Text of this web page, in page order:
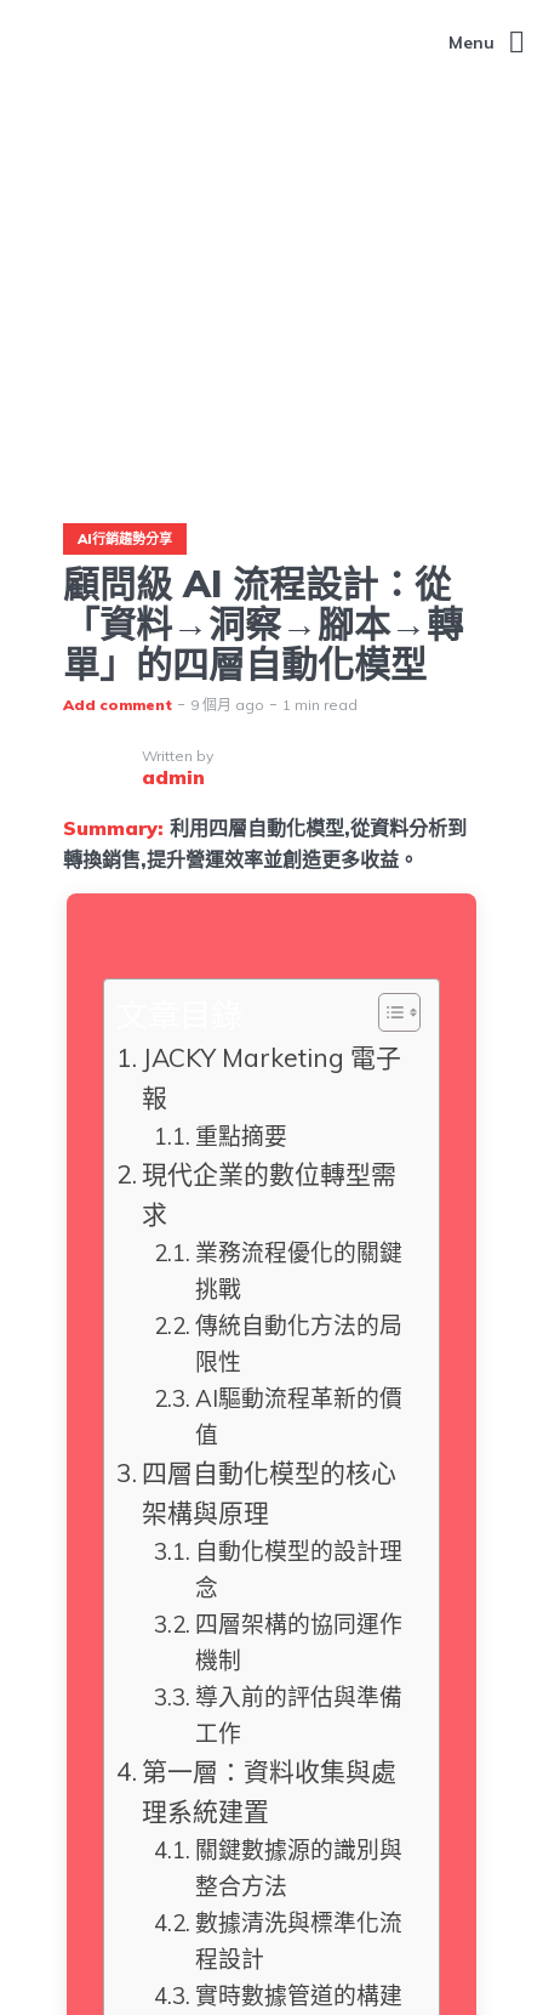
Menu
AI行銷趨勢分享
顧問級 AI 流程設計：從
「資料→洞察→腳本→轉
單」的四層自動化模型
Add comment 9 個月 ago 1 min read
Written by
admin
Summary: 利用四層自動化模型,從資料分析到
轉換銷售,提升營運效率並創造更多收益。
JACKY Marketing 電子
報
重點摘要
現代企業的數位轉型需
求
業務流程優化的關鍵
挑戰
傳統自動化方法的局
限性
AI驅動流程革新的價
值
四層自動化模型的核心
架構與原理
自動化模型的設計理
念
四層架構的協同運作
機制
導入前的評估與準備
工作
第一層：資料收集與處
理系統建置
關鍵數據源的識別與
整合方法
數據清洗與標準化流
程設計
實時數據管道的構建